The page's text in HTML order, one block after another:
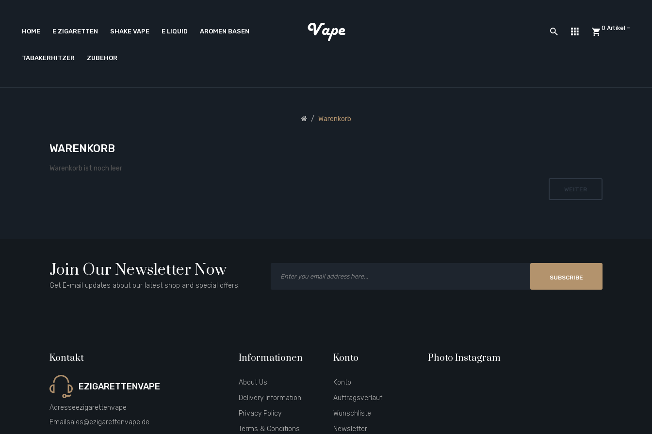
HOME E ZIGARETTEN SHAKE VAPE E LIQUID AROMEN BASEN
TABAKERHITZER ZUBEHOR
0 Artikel -
Warenkorb
WARENKORB
Warenkorb ist noch leer
WEITER
Join Our Newsletter Now
Get E-mail updates about our latest shop and special offers.
SUBSCRIBE
Kontakt
EZIGARETTENVAPE
Adresseezigarettenvape
Email sales@ezigarettenvape.de
Informationen
About Us
Delivery Information
Privacy Policy
Terms & Conditions
Konto
Konto
Auftragsverlauf
Wunschliste
Newsletter
Photo Instagram